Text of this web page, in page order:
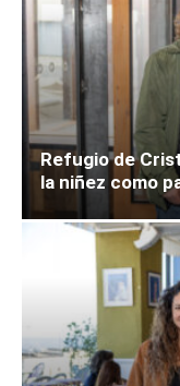
Refugio de
la niñez como